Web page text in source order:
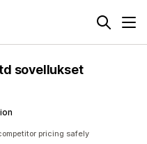
sovellukset
pricing safely